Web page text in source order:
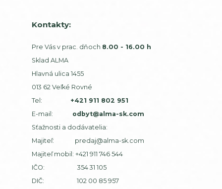
Kontakty:
Pre Vás v prac. dňoch 8.00 - 16.00 h
Sklad ALMA
Hlavná ulica 1455
013 62 Veľké Rovné
Tel:
+421 911 802 951
E-mail: odbyt@alma-sk.com
Sťažnosti a dodávatelia:
Majiteľ: predaj@alma-sk.com
Majiteľ mobil: +421 911 746 544
IČO: 354 31 105
DIČ: 102 00 85 957